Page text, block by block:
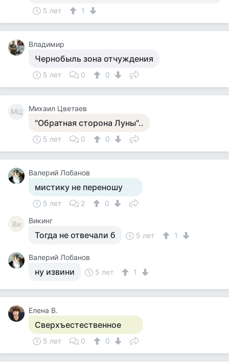
5 лет 1
Владимир
Чернобыль зона отчуждения
5 лет 0 0
МЦ Михаил Цветаев
"Обратная сторона Луны"..
5 лет 0 0
Валерий Лобанов
мистику не переношу
5 лет 2 0
Ви Викинг
Тогда не отвечали б 5 лет 1
Валерий Лобанов
ну извини 5 лет 1
Елена В.
Сверхъестественное
5 лет 0 0